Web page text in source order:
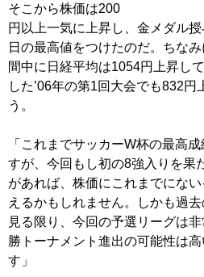
そこから株価は200
円以上一気に上昇し、金メダル
日の最高値をつけたのだ。ちな
間中に日経平均は1054円上昇し
した’06年の第1回大会でも832円
う。
「これまでサッカーW杯の最高
すが、今回もし初の8強入りを果
があれば、株価にこれまでにな
えるかもしれません。しかも過
見る限り、今回の予選リーグは
勝トーナメント進出の可能性は高
す」